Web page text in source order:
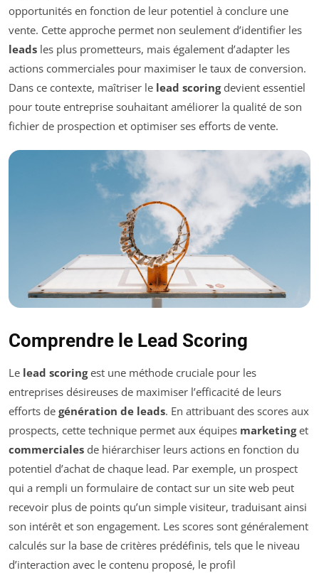
opportunités en fonction de leur potentiel à conclure une
vente. Cette approche permet non seulement d’identifier les
leads les plus prometteurs, mais également d’adapter les
actions commerciales pour maximiser le taux de conversion.
Dans ce contexte, maîtriser le lead scoringdevient essentiel
pour toute entreprise souhaitant améliorer la qualité de son
fichier de prospection et optimiser ses efforts de vente.
Comprendre le Lead Scoring
Le lead scoringest une méthode cruciale pour les
entreprises désireuses de maximiser l’efficacité de leurs
efforts de génération de leads. En attribuant des scores aux
prospects, cette technique permet aux équipes marketinget
commerciales de hiérarchiser leurs actions en fonction du
potentiel d’achat de chaque lead. Par exemple, un prospect
qui a rempli un formulaire de contact sur un site web peut
recevoir plus de points qu’un simple visiteur, traduisant ainsi
son intérêt et son engagement. Les scores sont généralement
calculés sur la base de critères prédéfinis, tels que le niveau
d’interaction avec le contenu proposé, le profil